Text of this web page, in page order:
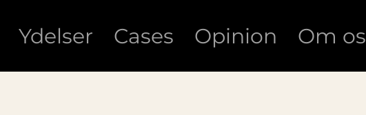
Ydelser Cases Opinion Om os